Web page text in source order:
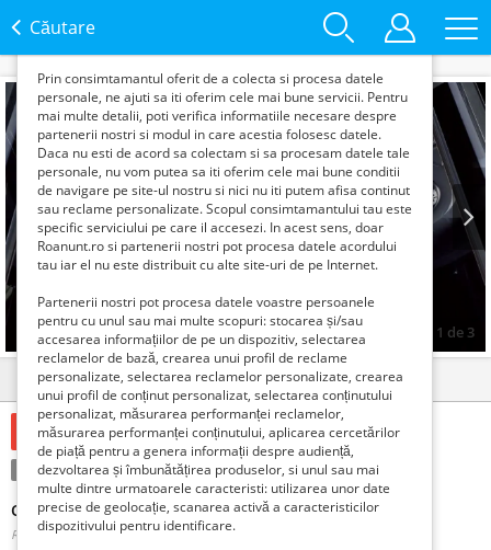
Căutare
Prev Next
1 de 3
Detalii Contact
2200 Lei
Condiție:Nou Tranzacţie:Vinde
Cabina hidromasaj 80x80x215 neagra
Romania, Bihor, Oradea, Publicat 1 săptămână în urmă în urmă
date sunt folosite pentru analizarea traffic-ului pe site-ul
Prin consimtamantul oferit de a colecta si procesa datele
personale, ne ajuti sa iti oferim cele mai bune servicii. Pentru
mai multe detalii, poti verifica informatiile necesare despre
partenerii nostri si modul in care acestia folosesc datele.
Daca nu esti de acord sa colectam si sa procesam datele tale
personale, nu vom putea sa iti oferim cele mai bune conditii
de navigare pe site-ul nostru si nici nu iti putem afisa continut
sau reclame personalizate. Scopul consimtamantului tau este
specific serviciului pe care il accesezi. In acest sens, doar
Roanunt.ro si partenerii nostri pot procesa datele acordului
tau iar el nu este distribuit cu alte site-uri de pe Internet.
Partenerii nostri pot procesa datele voastre persoanele
pentru cu unul sau mai multe scopuri: stocarea și/sau
accesarea informațiilor de pe un dispozitiv, selectarea
reclamelor de bază, crearea unui profil de reclame
personalizate, selectarea reclamelor personalizate, crearea
unui profil de conținut personalizat, selectarea conținutului
personalizat, măsurarea performanței reclamelor,
măsurarea performanței conținutului, aplicarea cercetărilor
de piață pentru a genera informații despre audiență,
dezvoltarea și îmbunătățirea produselor, si unul sau mai
multe dintre urmatoarele caracteristi: utilizarea unor date
precise de geolocație, scanarea activă a caracteristicilor
dispozitivului pentru identificare.